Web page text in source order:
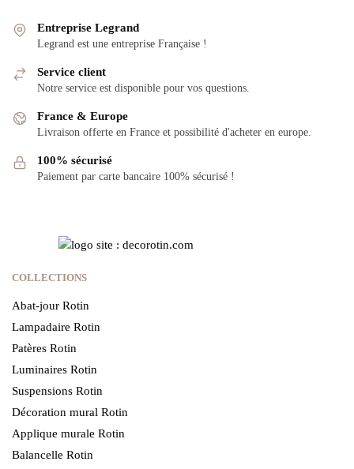
Entreprise Legrand
Legrand est une entreprise Française !
Service client
Notre service est disponible pour vos questions.
France & Europe
Livraison offerte en France et possibilité d'acheter en europe.
100% sécurisé
Paiement par carte bancaire 100% sécurisé !
COLLECTIONS
Abat-jour Rotin
Lampadaire Rotin
Patères Rotin
Luminaires Rotin
Suspensions Rotin
Décoration mural Rotin
Applique murale Rotin
Balancelle Rotin